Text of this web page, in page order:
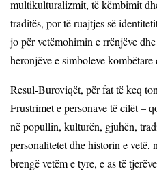
multikulturalizmit, të këmbimit
traditës, por të ruajtjes së
jo për vetëmohimin e rrënjëve
heronjëve e simboleve
Resul-Buroviqët, për fat të keq
Frustrimet e personave të cilët –
në popullin, kulturën, gjuhën,
personalitetet dhe historin e vetë,
brengë vetëm e tyre, e as të